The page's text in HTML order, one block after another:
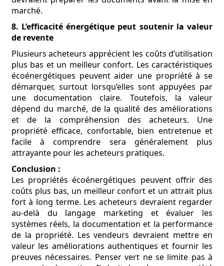
marché.
8. L’efficacité énergétique peut soutenir la valeur
de revente
Plusieurs acheteurs apprécient les coûts d’utilisation
plus bas et un meilleur confort. Les caractéristiques
écoénergétiques peuvent aider une propriété à se
démarquer, surtout lorsqu’elles sont appuyées par
une documentation claire. Toutefois, la valeur
dépend du marché, de la qualité des améliorations
et de la compréhension des acheteurs. Une
propriété efficace, confortable, bien entretenue et
facile à comprendre sera généralement plus
attrayante pour les acheteurs pratiques.
Conclusion :
Les propriétés écoénergétiques peuvent offrir des
coûts plus bas, un meilleur confort et un attrait plus
fort à long terme. Les acheteurs devraient regarder
au-delà du langage marketing et évaluer les
systèmes réels, la documentation et la performance
de la propriété. Les vendeurs devraient mettre en
valeur les améliorations authentiques et fournir les
preuves nécessaires. Penser vert ne se limite pas à